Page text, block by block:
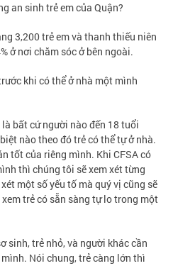
an sinh trẻ em của Quận?
3,200 trẻ em và thanh thiếu niên
ở nơi chăm sóc ở bên ngoài.
khi có thể ở nhà một mình
bất cứ người nào đến 18 tuổi
nào theo đó trẻ có thể tự ở nhà.
tốt của riêng mình. Khi CFSA có
thì chúng tôi sẽ xem xét từng
một số yếu tố mà quý vị cũng sẽ
trẻ có sẵn sàng tự lo trong một
sinh, trẻ nhỏ, và người khác cần
Nói chung, trẻ càng lớn thì